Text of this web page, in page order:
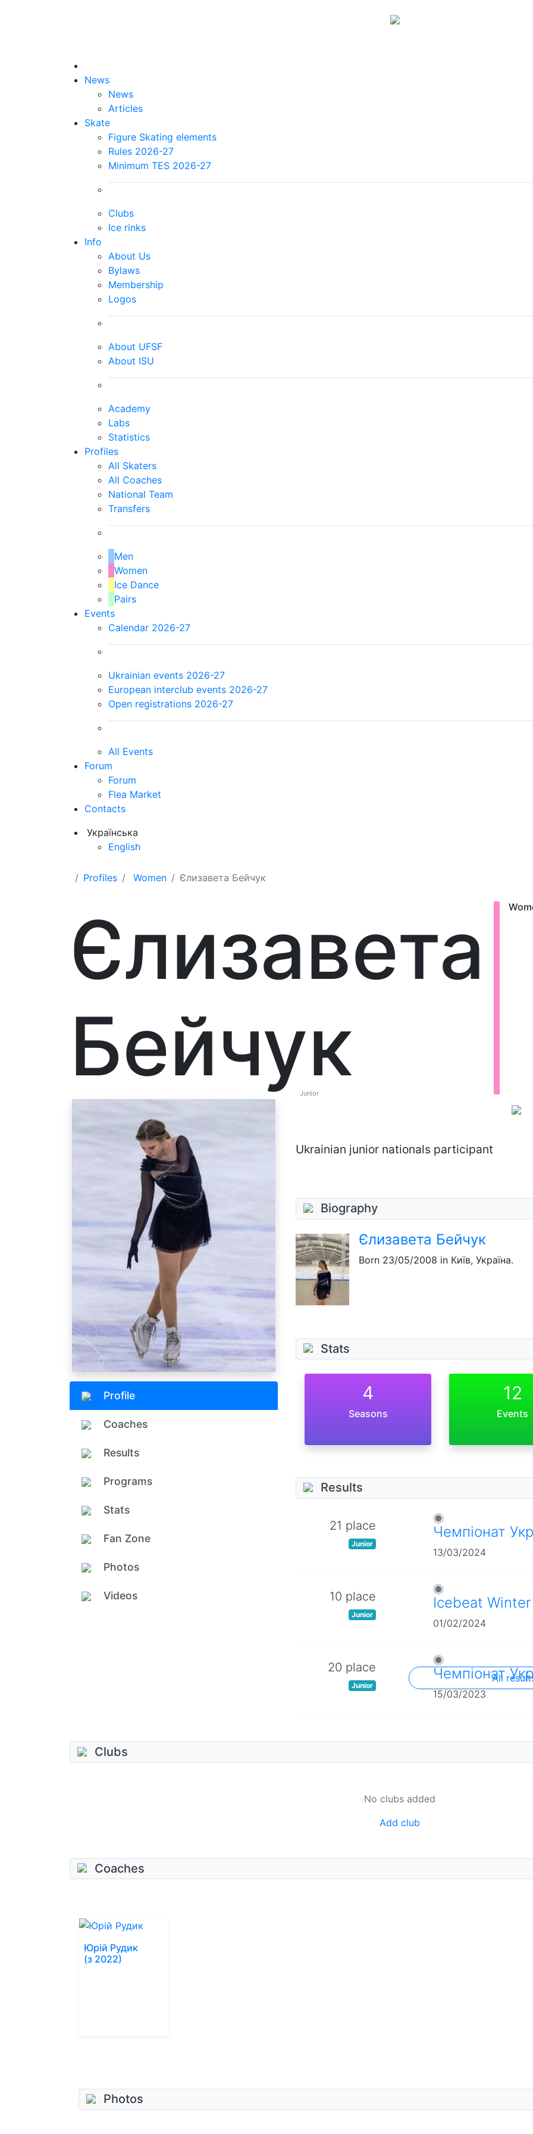
News
News
Articles
Skate
Figure Skating elements
Rules 2026-27
Minimum TES 2026-27
Clubs
Ice rinks
Info
About Us
Bylaws
Membership
Logos
About UFSF
About ISU
Academy
Labs
Statistics
Profiles
All Skaters
All Coaches
National Team
Transfers
Men
Women
Ice Dance
Pairs
Events
Calendar 2026-27
Ukrainian events 2026-27
European interclub events 2026-27
Open registrations 2026-27
All Events
Forum
Forum
Flea Market
Contacts
Українська
English
Profiles Women Єлизавета Бейчук
Єлизавета
Бейчук
Profile
Coaches
Results
Programs
Stats
Fan Zone
Photos
Videos
Junior
Ukrainian junior nationals participant
Biography
Єлизавета Бейчук
Born 23/05/2008 in Київ, Україна.
Stats
4
Seasons
12
Events
Results
21 place
Junior
Чемпіонат
13/03/2024
10 place
Junior
Icebeat
01/02/2024
20 place
Junior
Чемпіонат
15/03/2023
All
Clubs
No clubs added
Add club
Coaches
Юрій Рудик
(з 2022)
Photos